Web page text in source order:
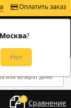
Оплатить заказ
Москва?
или возврат денег
0 Сравнение